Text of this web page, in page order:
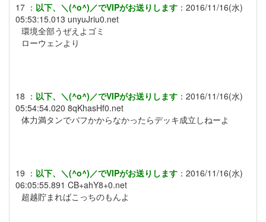
17 ： 以下、＼(^o^)／でVIPがお送りします ： 2016/11/16(水)
05:53:15.013 unyuJriu0.net
環境全部うぜえよゴミ
ローウェンより
18 ： 以下、＼(^o^)／でVIPがお送りします ： 2016/11/16(水)
05:54:54.020 8qKhasHf0.net
体力満タンでバフかからなかったらデッキ成立しねーよ
19 ： 以下、＼(^o^)／でVIPがお送りします ： 2016/11/16(水)
06:05:55.891 CB+ahY8+0.net
超越貯まればこっちのもんよ